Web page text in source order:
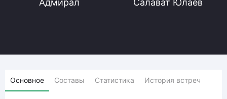
Адмирал Салават Юлаев
Основное Составы Статистика История встреч